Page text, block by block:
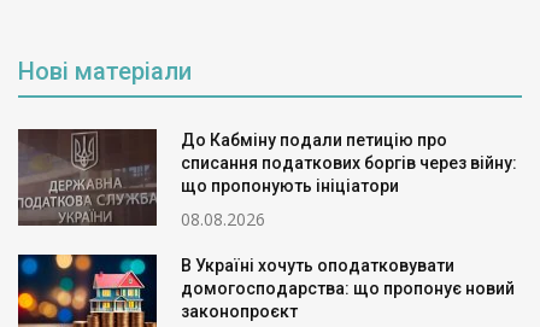
Нові матеріали
До Кабміну подали петицію про
списання податкових боргів через війну:
що пропонують ініціатори
08.08.2026
В Україні хочуть оподатковувати
домогосподарства: що пропонує новий
законопроєкт